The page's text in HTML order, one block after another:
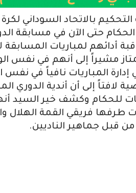
بالاتحاد السوداني
حتى الآن في مسابقة
أدائهم لمباريات
مشيراً إلى أنهم في نفس
المباريات نافياً في نفس
إلى أن أندية الدوري
للحكام وكشف خير السيد
طرفها فريقي القمة الهلال
قبل جماهير الناديين.